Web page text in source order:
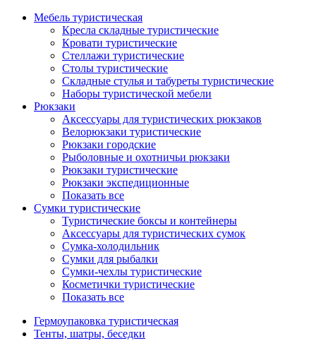
Мебель туристическая
Кресла складные туристические
Кровати туристические
Стеллажи туристические
Столы туристические
Складные стулья и табуреты туристические
Наборы туристической мебели
Рюкзаки
Аксессуары для туристических рюкзаков
Велорюкзаки туристические
Рюкзаки городские
Рыболовные и охотничьи рюкзаки
Рюкзаки туристические
Рюкзаки экспедиционные
Показать все
Сумки туристические
Туристические боксы и контейнеры
Аксессуары для туристических сумок
Сумка-холодильник
Сумки для рыбалки
Сумки-чехлы туристические
Косметички туристические
Показать все
Гермоупаковка туристическая
Тенты, шатры, беседки